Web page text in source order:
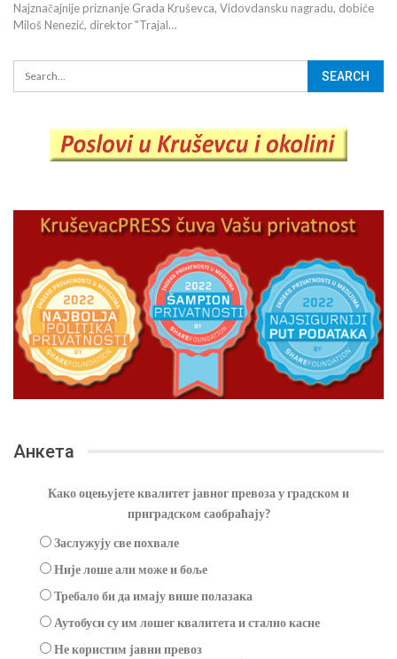
Najznačajnije priznanje Grada Kruševca, Vidovdansku nagradu, dobiće
Miloš Nenezić, direktor "Trajal…
Анкета
Како оцењујете квалитет јавног превоза у градском и
приградском саобраћају?
Заслужују све похвале
Није лоше али може и боље
Требало би да имају више полазака
Аутобуси су им лошег квалитета и стално касне
Не користим јавни превоз